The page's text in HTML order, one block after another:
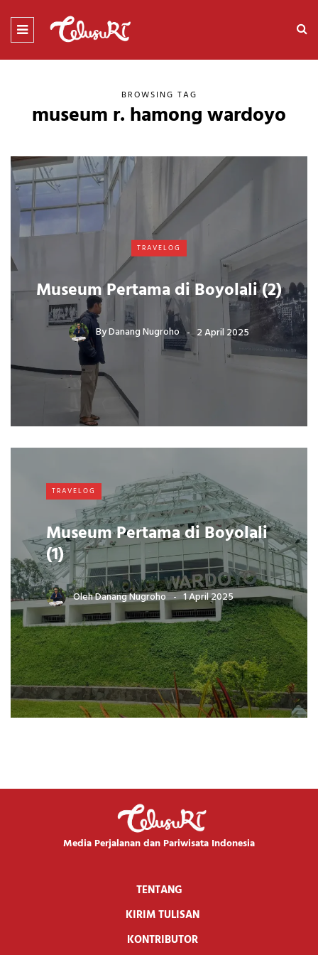
BROWSING TAG
museum r. hamong wardoyo
TRAVELOG
Museum Pertama di Boyolali (2)
ByDanang Nugroho 2 April 2025
TRAVELOG
Museum Pertama di Boyolali
(1)
OlehDanang Nugroho 1 April 2025
Media Perjalanan dan Pariwisata Indonesia
TENTANG
KIRIM TULISAN
KONTRIBUTOR